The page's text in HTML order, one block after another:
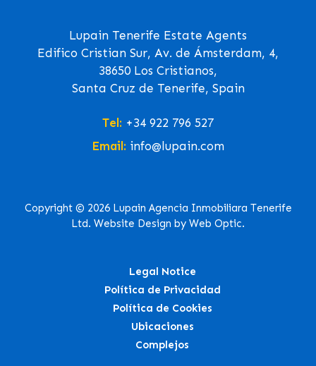
Lupain Tenerife Estate Agents
Edifico Cristian Sur, Av. de Ámsterdam, 4,
38650 Los Cristianos,
Santa Cruz de Tenerife, Spain
Tel: +34 922 796 527
Email: info@lupain.com
Copyright © 2026 Lupain Agencia Inmobiliara Tenerife
Ltd. Website Design by Web Optic.
Legal Notice
Política de Privacidad
Política de Cookies
Ubicaciones
Complejos